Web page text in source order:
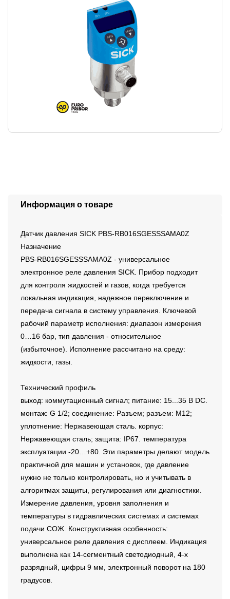
Информация о товаре
Датчик давления SICK PBS-RB016SGESSSAMA0Z
Назначение
PBS-RB016SGESSSAMA0Z - универсальное
электронное реле давления SICK. Прибор подходит
для контроля жидкостей и газов, когда требуется
локальная индикация, надежное переключение и
передача сигнала в систему управления. Ключевой
рабочий параметр исполнения: диапазон измерения
0…16 бар, тип давления - относительное
(избыточное). Исполнение рассчитано на среду:
жидкости, газы.
Технический профиль
выход: коммутационный сигнал; питание: 15...35 В DC.
монтаж: G 1/2; соединение: Разъем; разъем: M12;
уплотнение: Нержавеющая сталь. корпус:
Нержавеющая сталь; защита: IP67. температура
эксплуатации -20…+80. Эти параметры делают модель
практичной для машин и установок, где давление
нужно не только контролировать, но и учитывать в
алгоритмах защиты, регулирования или диагностики.
Измерение давления, уровня заполнения и
температуры в гидравлических системах и системах
подачи СОЖ. Конструктивная особенность:
универсальное реле давления с дисплеем. Индикация
выполнена как 14-сегментный светодиодный, 4-х
разрядный, цифры 9 мм, электронный поворот на 180
градусов.